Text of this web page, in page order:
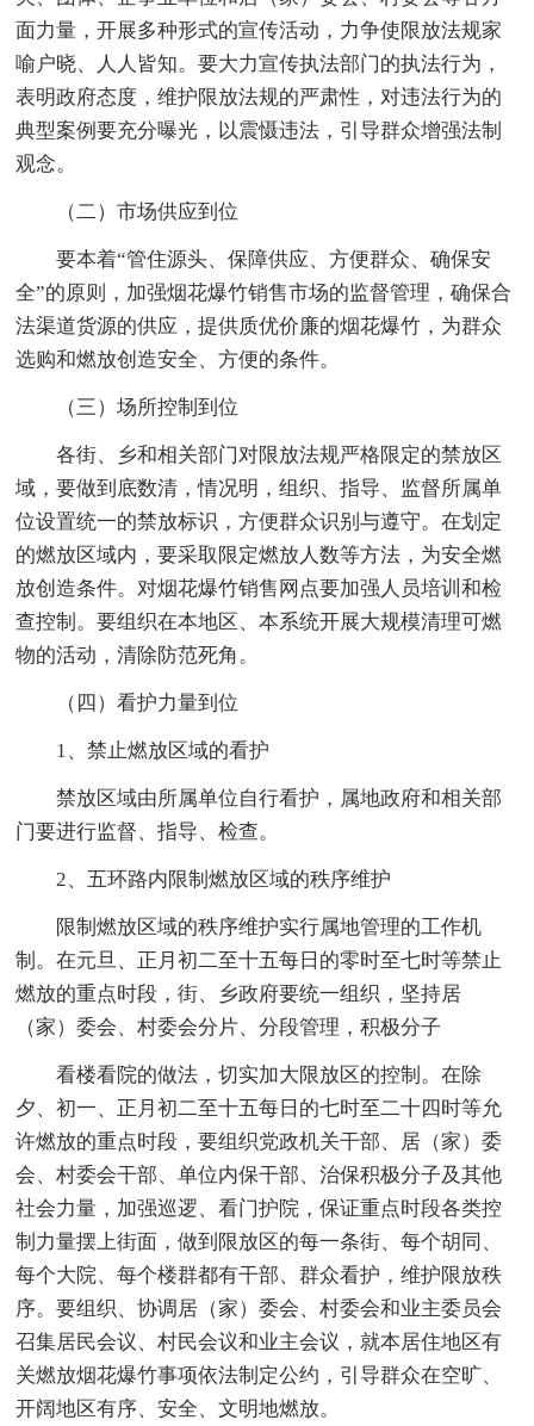
面力量，开展多种形式的宣传活动，力争使限放法规家
喻户晓、人人皆知。要大力宣传执法部门的执法行为，
表明政府态度，维护限放法规的严肃性，对违法行为的
典型案例要充分曝光，以震慑违法，引导群众增强法制
观念。
（二）市场供应到位
要本着“管住源头、保障供应、方便群众、确保安
全”的原则，加强烟花爆竹销售市场的监督管理，确保合
法渠道货源的供应，提供质优价廉的烟花爆竹，为群众
选购和燃放创造安全、方便的条件。
（三）场所控制到位
各街、乡和相关部门对限放法规严格限定的禁放区
域，要做到底数清，情况明，组织、指导、监督所属单
位设置统一的禁放标识，方便群众识别与遵守。在划定
的燃放区域内，要采取限定燃放人数等方法，为安全燃
放创造条件。对烟花爆竹销售网点要加强人员培训和检
查控制。要组织在本地区、本系统开展大规模清理可燃
物的活动，清除防范死角。
（四）看护力量到位
1、禁止燃放区域的看护
禁放区域由所属单位自行看护，属地政府和相关部
门要进行监督、指导、检查。
2、五环路内限制燃放区域的秩序维护
限制燃放区域的秩序维护实行属地管理的工作机
制。在元旦、正月初二至十五每日的零时至七时等禁止
燃放的重点时段，街、乡政府要统一组织，坚持居
（家）委会、村委会分片、分段管理，积极分子
看楼看院的做法，切实加大限放区的控制。在除
夕、初一、正月初二至十五每日的七时至二十四时等允
许燃放的重点时段，要组织党政机关干部、居（家）委
会、村委会干部、单位内保干部、治保积极分子及其他
社会力量，加强巡逻、看门护院，保证重点时段各类控
制力量摆上街面，做到限放区的每一条街、每个胡同、
每个大院、每个楼群都有干部、群众看护，维护限放秩
序。要组织、协调居（家）委会、村委会和业主委员会
召集居民会议、村民会议和业主会议，就本居住地区有
关燃放烟花爆竹事项依法制定公约，引导群众在空旷、
开阔地区有序、安全、文明地燃放。